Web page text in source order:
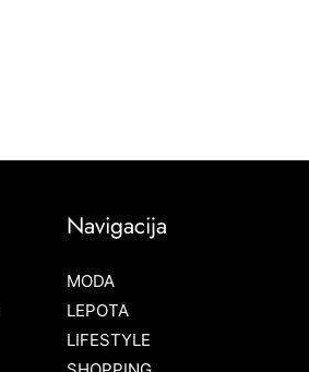
Navigacija
MODA
LEPOTA
LIFESTYLE